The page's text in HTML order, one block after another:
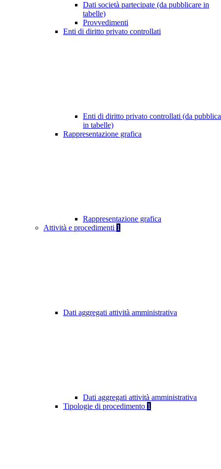
Dati società partecipate (da pubblicare in
tabelle)
Provvedimenti
Enti di diritto privato controllati
Enti di diritto privato controllati (da
in tabelle)
Rappresentazione grafica
Rappresentazione grafica
Attività e procedimenti 1
Dati aggregati attività amministrativa
Dati aggregati attività amministrativa
Tipologie di procedimento 1